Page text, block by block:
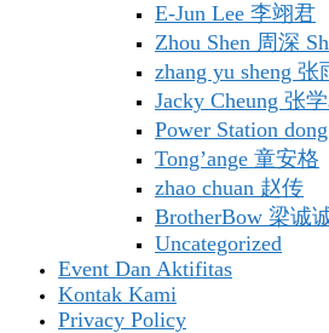
E-Jun Lee 李翊君
Zhou Shen 周深
zhang yu sheng 张
Jacky Cheung 张
Power Station
Tong’ange 童安格
zhao chuan 赵传
BrotherBow 梁诚
Uncategorized
Event Dan Aktifitas
Kontak Kami
Privacy Policy